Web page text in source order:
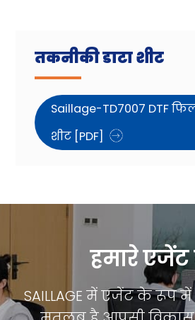
तकनीकी डाटा शीट
Saillage-TD7007 DTF
शीट [PDF]
हमारे
SAILLAGE में एजेंट के रूप